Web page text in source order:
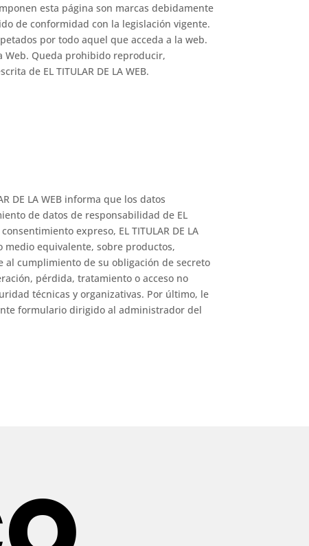
esta página son marcas debidamente
de conformidad con la legislación vigente.
por todo aquel que acceda a la web.
Web. Queda prohibido reproducir,
de EL TITULAR DE LA WEB.
DE LA WEB informa que los datos
de datos de responsabilidad de EL
expreso, EL TITULAR DE LA
equivalente, sobre productos,
al cumplimiento de su obligación de secreto
pérdida, tratamiento o acceso no
técnicas y organizativas. Por último, le
formulario dirigido al administrador del